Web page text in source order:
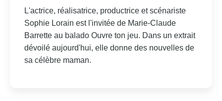
L'actrice, réalisatrice, productrice et scénariste
Sophie Lorain est l'invitée de Marie-Claude
Barrette au balado Ouvre ton jeu. Dans un extrait
dévoilé aujourd'hui, elle donne des nouvelles de
sa célèbre maman.